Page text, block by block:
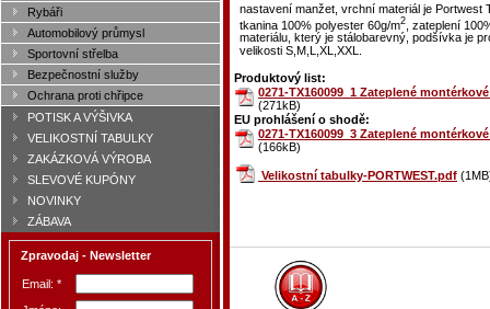
Rybáři
Automobilový průmysl
Sportovní střelba
Bezpečnostní služby
Ochrana proti chřipce
POTISK A VÝŠIVKA
VELIKOSTNÍ TABULKY
ZAKÁZKOVÁ VÝROBA
SLEVOVÉ KUPÓNY
NOVINKY
ZÁBAVA
Zpravodaj - Newsletter
Email: *
nastavení manžet, vrchní materiál je Portwest
tkanina 100% polyester 60g/m2 , zateplení
materiálu, který je stálobarevný, podšívka je
velikosti S,M,L,XL,XXL.
Produktový list:
0271-TX160099_1 Zateplené
(271kB)
EU prohlášení o shodě:
0271-TX160099_3 Zateplené
(166kB)
Velikostní tabulky-PORTWEST.pdf